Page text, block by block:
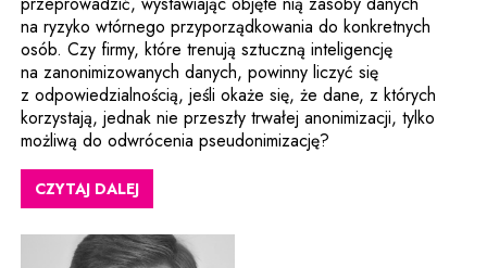
na ryzyko wtórnego przyporządkowania do konkretnych
osób. Czy firmy, które trenują sztuczną inteligencję
na zanonimizowanych danych, powinny liczyć się
z odpowiedzialnością, jeśli okaże się, że dane, z których
korzystają, jednak nie przeszły trwałej anonimizacji, tylko
możliwą do odwrócenia pseudonimizację?
CZYTAJ DALEJ